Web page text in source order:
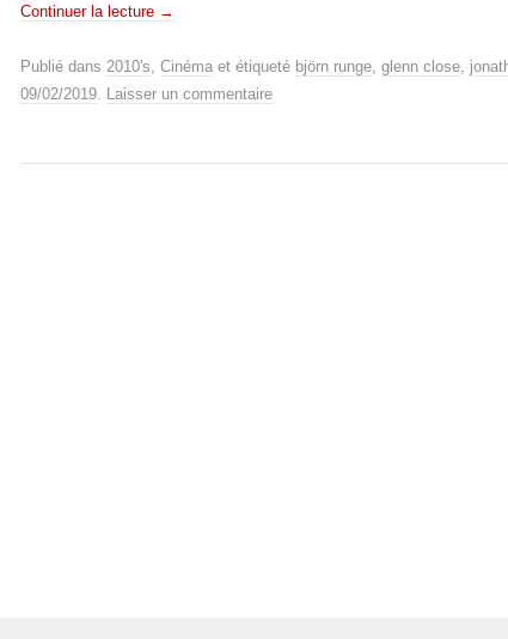
Continuer la lecture →
Publié dans 2010's Cinéma et étiqueté björn runge glenn close
09/02/2019
Laisser un commentaire